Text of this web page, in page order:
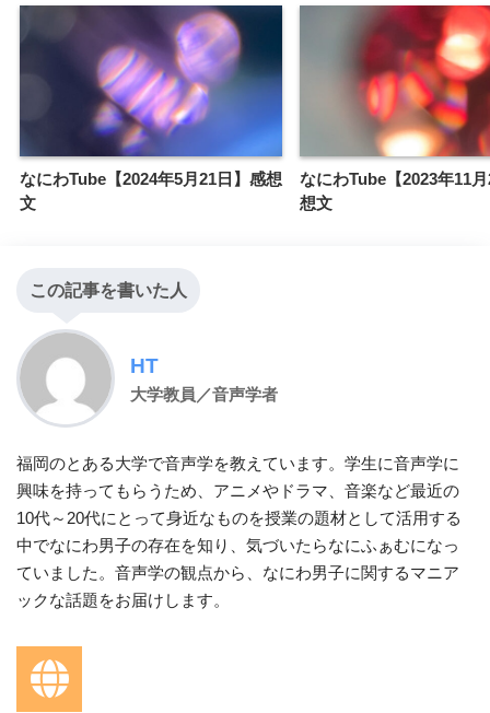
なにわTube【2024年5月21日】感想
文
なにわTube【2023年11
想文
この記事を書いた人
HT
大学教員／音声学者
福岡のとある大学で音声学を教えています。学生に音声学に
興味を持ってもらうため、アニメやドラマ、音楽など最近の
10代～20代にとって身近なものを授業の題材として活用する
中でなにわ男子の存在を知り、気づいたらなにふぁむになっ
ていました。音声学の観点から、なにわ男子に関するマニア
ックな話題をお届けします。